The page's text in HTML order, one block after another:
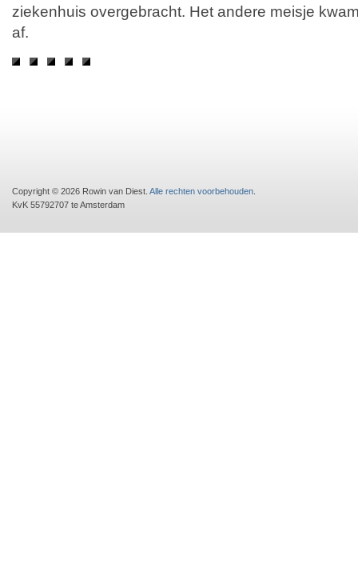
ziekenhuis overgebracht. Het andere meisje
af.
Copyright © 2026 Rowin van Diest. Alle rechten voorbehouden
KvK 55792707 te Amsterdam